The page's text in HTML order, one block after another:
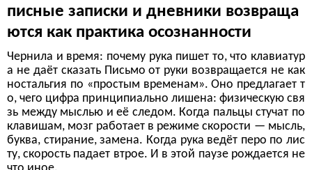
писные записки и дневники возвраща
ются как практика осознанности
Чернила и время: почему рука пишет то, что клавиатур
а не даёт сказать Письмо от руки возвращается не как
ностальгия по «простым временам». Оно предлагает т
о, чего цифра принципиально лишена: физическую свя
зь между мыслью и её следом. Когда пальцы стучат по
клавишам, мозг работает в режиме скорости — мысль,
буква, стирание, замена. Когда рука ведёт перо по лис
ту, скорость падает втрое. И в этой паузе рождается не